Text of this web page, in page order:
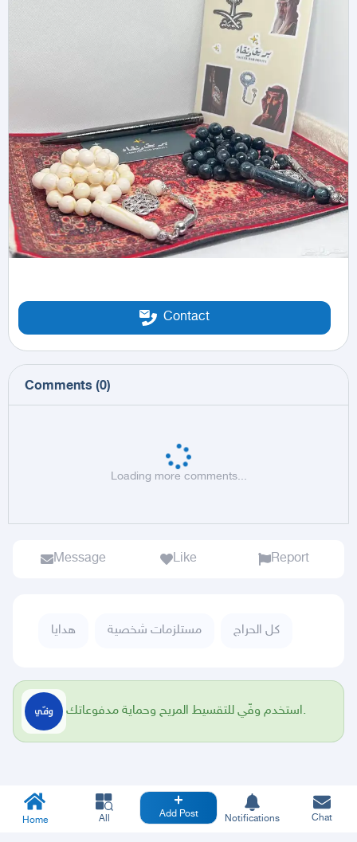
Contact
Comments (0)
Loading more comments...
Message Like Report
هدايا مستلزمات شخصية كل الحراج
استخدم وفّي للتقسيط المريح وحماية مدفوعاتك.
Home All Add Post Notifications Chat